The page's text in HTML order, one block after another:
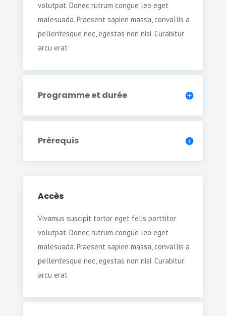
volutpat. Donec rutrum congue leo eget
malesuada. Praesent sapien massa, convallis a
pellentesque nec, egestas non nisi. Curabitur
arcu erat
Programme et durée
Prérequis
Accès
Vivamus suscipit tortor eget felis porttitor
volutpat. Donec rutrum congue leo eget
malesuada. Praesent sapien massa, convallis a
pellentesque nec, egestas non nisi. Curabitur
arcu erat